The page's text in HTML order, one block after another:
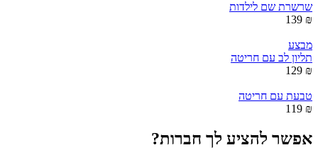
שרשרת שם לילדות
₪ 139
מבצע
תליון לב עם חריטה
₪ 129
טבעת עם חריטה
₪ 119
אפשר להציע לך חברות?